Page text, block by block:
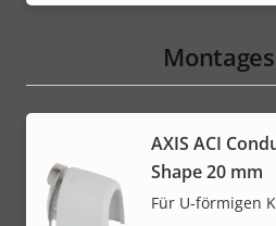
AXIS ACI
Shape 20 mm
Für U-förmigen